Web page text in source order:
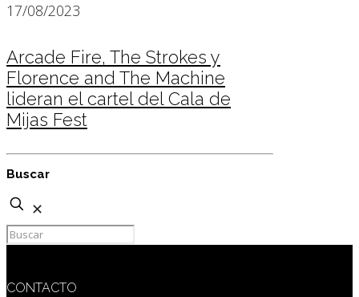
17/08/2023
Arcade Fire, The Strokes y
Florence and The Machine
lideran el cartel del Cala de
Mijas Fest
Buscar
✕
CONTACTO